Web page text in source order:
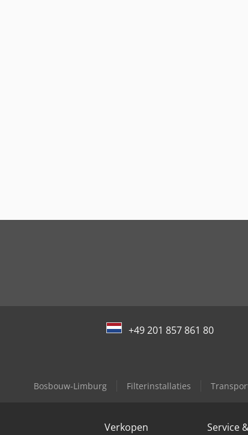
+49 201 857 861 80
Bosbouw-Limburg Filterinstallaties
Verkopen Service